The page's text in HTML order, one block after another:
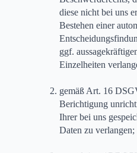
diese nicht bei uns
Bestehen einer
ggf.
Einzelheiten
gemäß Art. 16
Berichtigung
Ihrer bei uns
Daten zu verlangen;